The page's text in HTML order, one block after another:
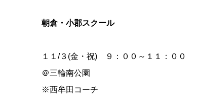
朝倉・小郡スクール
１１/３(金・祝) ９：００～１１：００
＠三輪南公園
※西牟田コーチ